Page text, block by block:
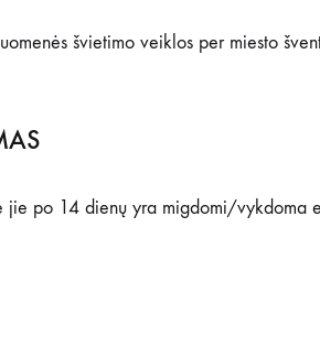
švietimo veiklos per miesto
jie po 14 dienų yra migdomi/vykdoma